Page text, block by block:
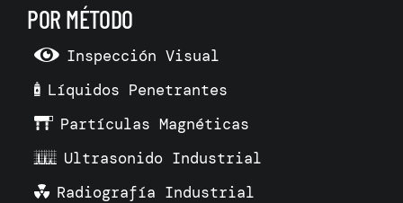
POR MÉTODO
Inspección Visual
Líquidos Penetrantes
Partículas Magnéticas
Ultrasonido Industrial
Radiografía Industrial